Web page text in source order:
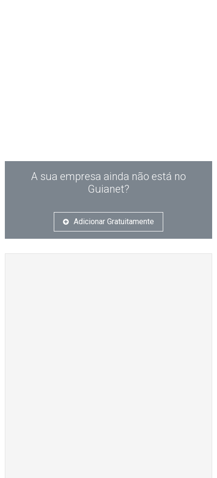
A sua empresa ainda não está no
Guianet?
Adicionar Gratuitamente